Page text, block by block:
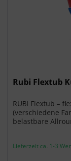
Rubi Flextub
RUBI Flextub –
(verschiedene
belastbare
Lieferzeit ca. 1-3